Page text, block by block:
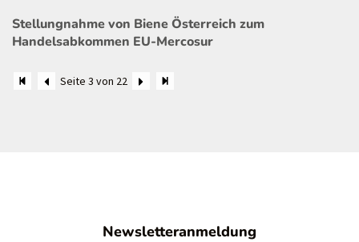
Stellungnahme von Biene Österreich zum
Handelsabkommen EU-Mercosur
Seite 3 von 22
Newsletteranmeldung